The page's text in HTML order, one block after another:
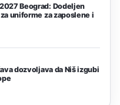
Beograd: Dodeljen
uniforme za zaposlene i
dozvoljava da Niš izgubi